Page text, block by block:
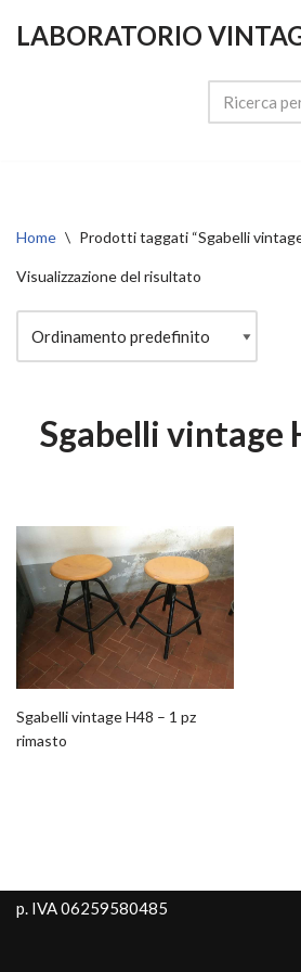
LABORATORIO
Home \ Prodotti taggati “Sgabelli
Visualizzazione del risultato
Sgabelli vintage
Sgabelli vintage H48 – 1 pz
rimasto
p. IVA 06259580485